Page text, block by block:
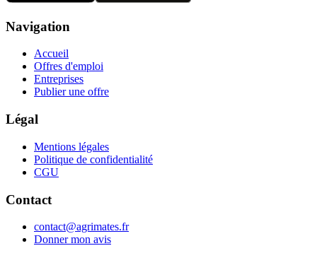
Navigation
Accueil
Offres d'emploi
Entreprises
Publier une offre
Légal
Mentions légales
Politique de confidentialité
CGU
Contact
contact@agrimates.fr
Donner mon avis